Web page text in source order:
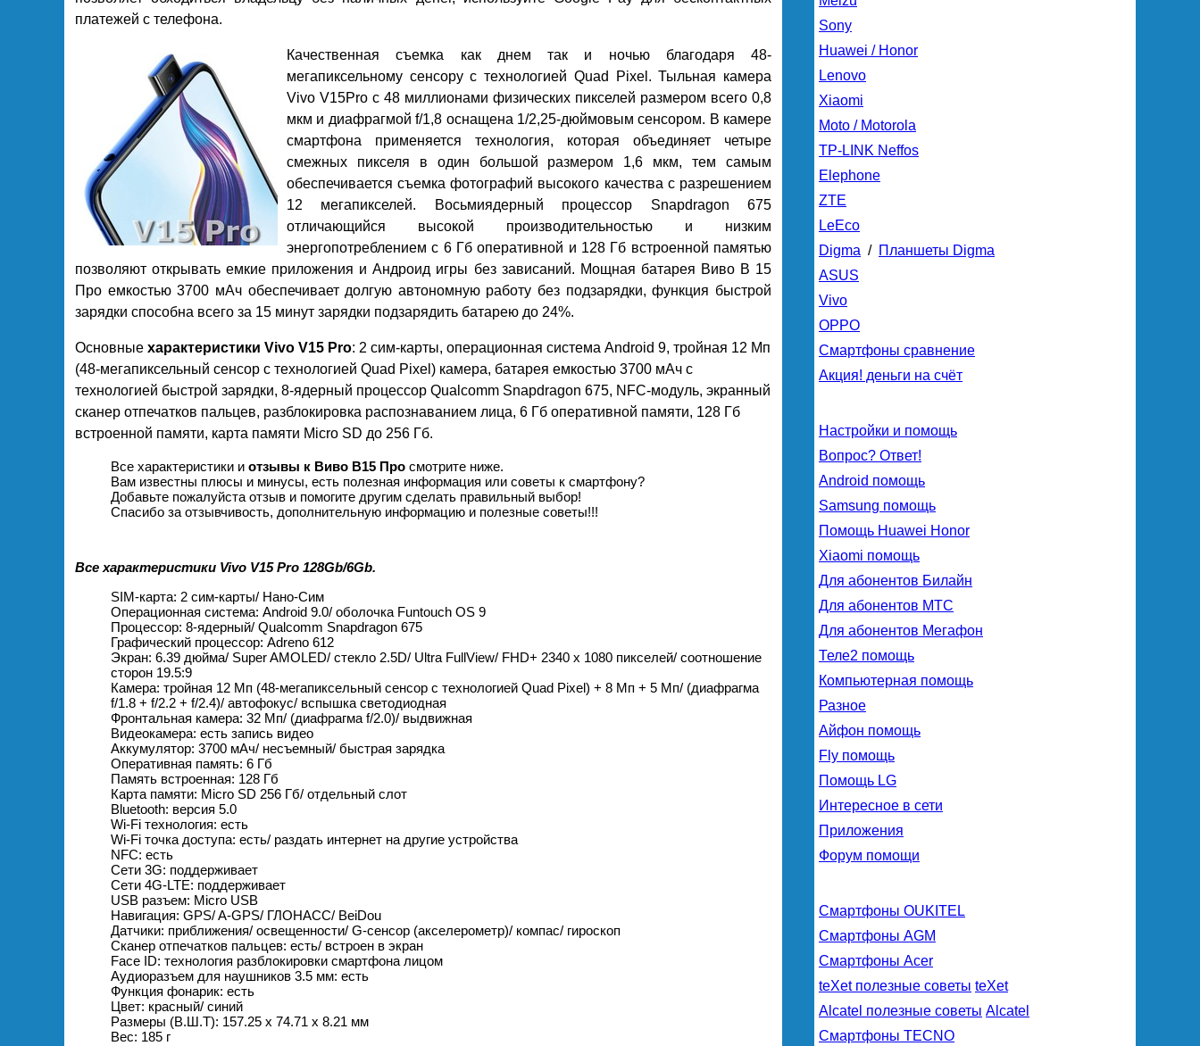
платежей с телефона.
Качественная съемка как днем так и ночью благодаря 48-
мегапиксельному сенсору с технологией Quad Pixel. Тыльная камера
Vivo V15Pro с 48 миллионами физических пикселей размером всего 0,8
мкм и диафрагмой f/1,8 оснащена 1/2,25-дюймовым сенсором. В камере
смартфона применяется технология, которая объединяет четыре
смежных пикселя в один большой размером 1,6 мкм, тем самым
обеспечивается съемка фотографий высокого качества с разрешением
12 мегапикселей. Восьмиядерный процессор Snapdragon 675
отличающийся высокой производительностью и низким
энергопотреблением с 6 Гб оперативной и 128 Гб встроенной памятью
позволяют открывать емкие приложения и Андроид игры без зависаний. Мощная батарея Виво В 15
Про емкостью 3700 мАч обеспечивает долгую автономную работу без подзарядки, функция быстрой
зарядки способна всего за 15 минут зарядки подзарядить батарею до 24%.
Основные характеристики Vivo V15 Pro: 2 сим-карты, операционная система Android 9, тройная 12 Мп
(48-мегапиксельный сенсор с технологией Quad Pixel) камера, батарея емкостью 3700 мАч с
технологией быстрой зарядки, 8-ядерный процессор Qualcomm Snapdragon 675, NFC-модуль, экранный
сканер отпечатков пальцев, разблокировка распознаванием лица, 6 Гб оперативной памяти, 128 Гб
встроенной памяти, карта памяти Micro SD до 256 Гб.
Все характеристики и отзывы к Виво В15 Про смотрите ниже.
Вам известны плюсы и минусы, есть полезная информация или советы к смартфону?
Добавьте пожалуйста отзыв и помогите другим сделать правильный выбор!
Спасибо за отзывчивость, дополнительную информацию и полезные советы!!!
Все характеристики Vivo V15 Pro 128Gb/6Gb.
SIM-карта: 2 сим-карты/ Нано-Сим
Операционная система: Android 9.0/ оболочка Funtouch OS 9
Процессор: 8-ядерный/ Qualcomm Snapdragon 675
Графический процессор: Adreno 612
Экран: 6.39 дюйма/ Super AMOLED/ стекло 2.5D/ Ultra FullView/ FHD+ 2340 х 1080 пикселей/ соотношение
сторон 19.5:9
Камера: тройная 12 Мп (48-мегапиксельный сенсор с технологией Quad Pixel) + 8 Мп + 5 Мп/ (диафрагма
f/1.8 + f/2.2 + f/2.4)/ автофокус/ вспышка светодиодная
Фронтальная камера: 32 Мп/ (диафрагма f/2.0)/ выдвижная
Видеокамера: есть запись видео
Аккумулятор: 3700 мАч/ несъемный/ быстрая зарядка
Оперативная память: 6 Гб
Память встроенная: 128 Гб
Карта памяти: Micro SD 256 Гб/ отдельный слот
Bluetooth: версия 5.0
Wi-Fi технология: есть
Wi-Fi точка доступа: есть/ раздать интернет на другие устройства
NFC: есть
Сети 3G: поддерживает
Сети 4G-LTE: поддерживает
USB разъем: Micro USB
Навигация: GPS/ A-GPS/ ГЛОНАСС/ BeiDou
Датчики: приближения/ освещенности/ G-сенсор (акселерометр)/ компас/ гироскоп
Сканер отпечатков пальцев: есть/ встроен в экран
Face ID: технология разблокировки смартфона лицом
Аудиоразъем для наушников 3.5 мм: есть
Функция фонарик: есть
Цвет: красный/ синий
Размеры (В.Ш.Т): 157.25 х 74.71 х 8.21 мм
Вес: 185 г
Sony
Huawei / Honor
Lenovo
Xiaomi
Moto / Motorola
TP-LINK Neffos
Elephone
ZTE
LeEco
Digma / Планшеты Digma
ASUS
Vivo
OPPO
Смартфоны сравнение
Акция! деньги на счёт
Настройки и помощь
Вопрос? Ответ!
Android помощь
Samsung помощь
Помощь Huawei Honor
Xiaomi помощь
Для абонентов Билайн
Для абонентов МТС
Для абонентов Мегафон
Теле2 помощь
Компьютерная помощь
Разное
Айфон помощь
Fly помощь
Помощь LG
Интересное в сети
Приложения
Форум помощи
Смартфоны OUKITEL
Смартфоны AGM
Смартфоны Acer
teXet полезные советы teXet
Alcatel полезные советы Alcatel
Смартфоны TECNO